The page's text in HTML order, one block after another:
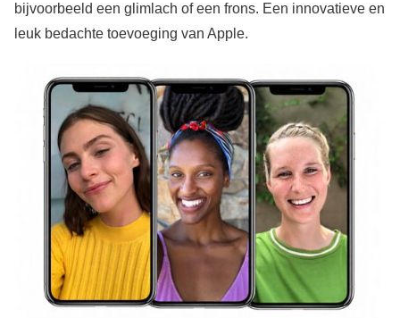
bijvoorbeeld een glimlach of een frons. Een innovatieve en
leuk bedachte toevoeging van Apple.